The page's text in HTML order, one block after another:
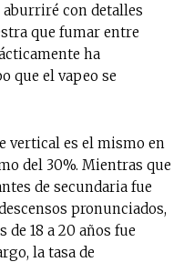
con detalles
que fumar entre
ha
que el vapeo se
vertical es el mismo en
del 30%. Mientras que
de secundaria fue
pronunciados,
de 18 a 20 años fue
la tasa de